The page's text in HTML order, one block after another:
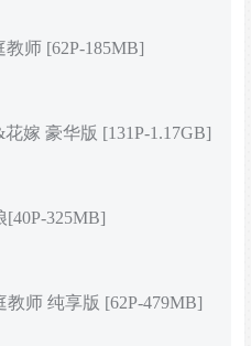
教师 [62P-185MB]
嫁 豪华版 [131P-1.17GB]
[40P-325MB]
教师 纯享版 [62P-479MB]